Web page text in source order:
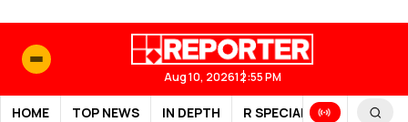
Aug 10, 202612:55 PM
HOME TOP NEWS IN DEPTH R SPECIAL SPORTS